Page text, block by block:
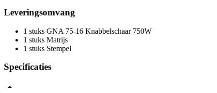
Leveringsomvang
1 stuks GNA 75-16 Knabbelschaar 750W
1 stuks Matrijs
1 stuks Stempel
Specificaties